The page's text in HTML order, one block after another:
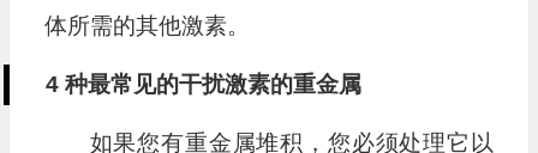
体所需的其他激素。
4 种最常见的干扰激素的重金属
如果您有重金属堆积，您必须处理它以